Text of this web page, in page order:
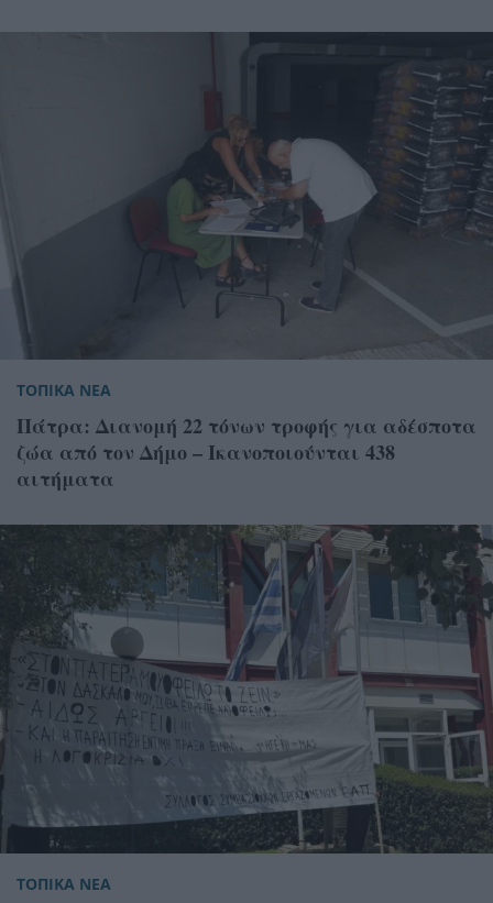
ΤΟΠΙΚΑ ΝΕΑ
Πάτρα: Διανομή 22 τόνων τροφής για αδέσποτα
ζώα από τον Δήμο – Ικανοποιούνται 438
αιτήματα
ΤΟΠΙΚΑ ΝΕΑ